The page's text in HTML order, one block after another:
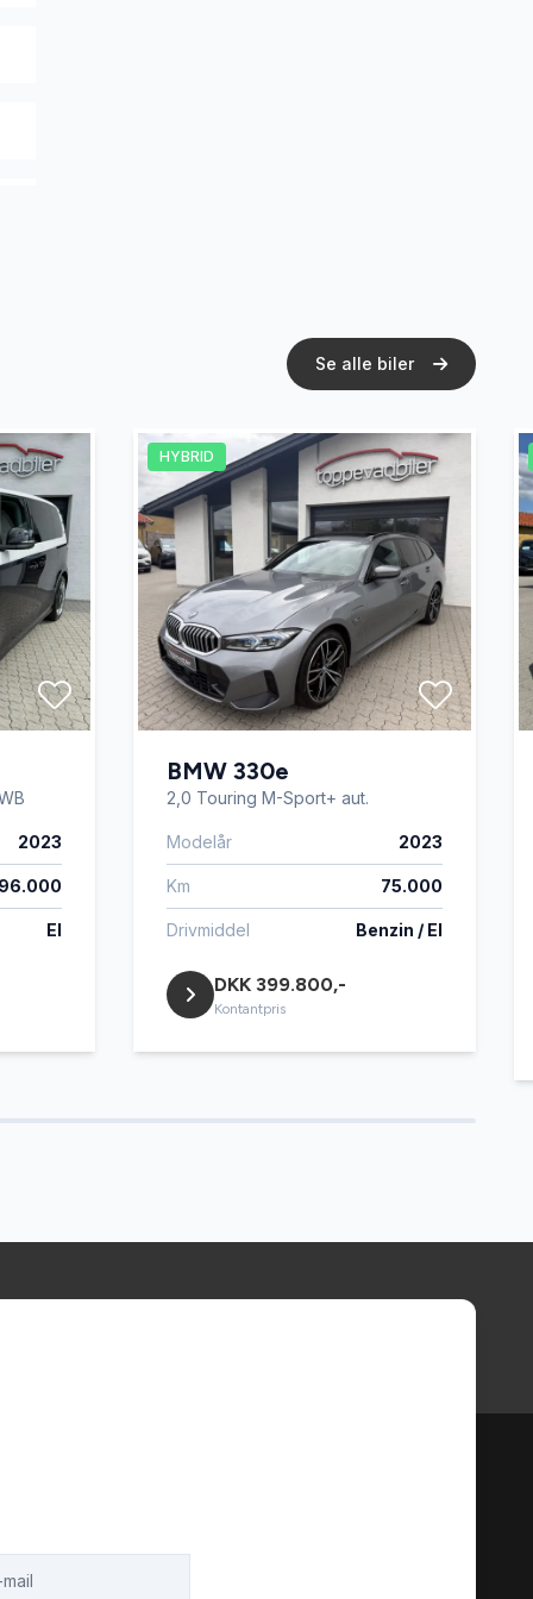
Se alle biler
2023
El
HYBRID
BMW 330e
2,0 Touring M-Sport+ aut.
Modelår 2023
Km 75.000
Drivmiddel Benzin / El
DKK 399.800,-
Kontantpris